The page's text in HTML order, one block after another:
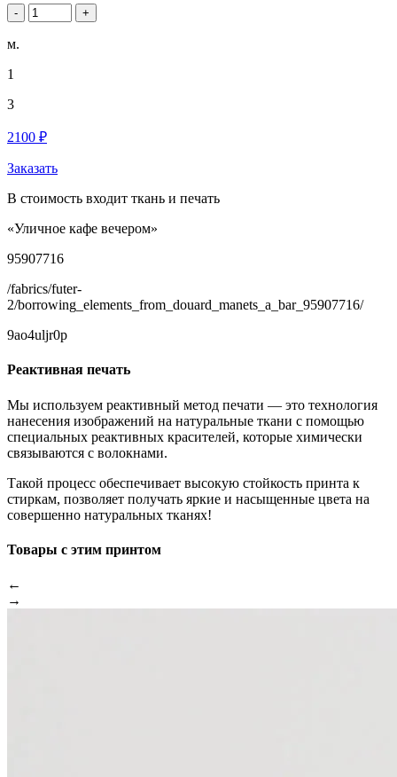
- +
м.
1
3
2100 ₽
Заказать
В стоимость входит ткань и печать
«Уличное кафе вечером»
95907716
/fabrics/futer-
2/borrowing_elements_from_douard_manets_a_bar_95907716/
9ao4uljr0p
Реактивная печать
Мы используем реактивный метод печати — это технология
нанесения изображений на натуральные ткани с помощью
специальных реактивных красителей, которые химически
связываются с волокнами.
Такой процесс обеспечивает высокую стойкость принта к
стиркам, позволяет получать яркие и насыщенные цвета на
совершенно натуральных тканях!
Товары с этим принтом
←
→